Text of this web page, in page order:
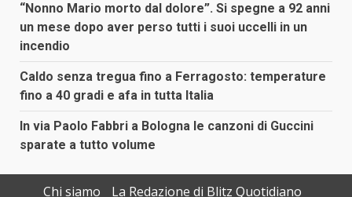
“Nonno Mario morto dal dolore”. Si spegne a 92 anni
un mese dopo aver perso tutti i suoi uccelli in un
incendio
Caldo senza tregua fino a Ferragosto: temperature
fino a 40 gradi e afa in tutta Italia
In via Paolo Fabbri a Bologna le canzoni di Guccini
sparate a tutto volume
Chi siamo La Redazione di Blitz Quotidiano